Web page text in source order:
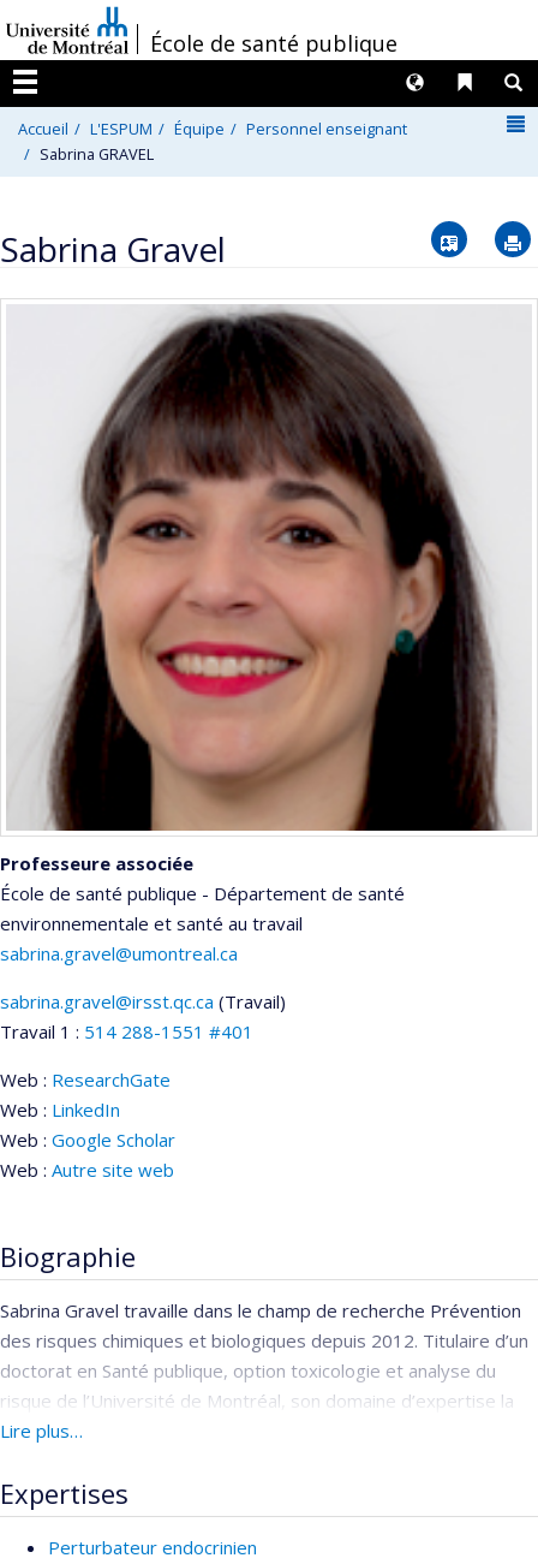
au
contenu
/École de santé publique
Menu
Liens
Langues
Accueil L'ESPUM Équipe
Personnel enseignant
Sabrina GRAVEL
Sabrina Gravel Vcard
Professeure associée
École de santé publique - Département de santé
environnementale et santé au travail
sabrina.gravel@umontreal.ca
Courriels
sabrina.gravel@irsst.qc.ca (Travail)
Travail 1 : 514 288-1551 #401
Web : ResearchGate
Web : LinkedIn
Web : Google Scholar
Web : Autre site web
Biographie
Sabrina Gravel travaille dans le champ de recherche Prévention
des risques chimiques et biologiques depuis 2012. Titulaire d’un
doctorat en Santé publique, option toxicologie et analyse du
risque de l’Université de Montréal, son domaine d’expertise la
toxicodynamique des substances chimiques dans l’organisme ou
contaminants chimiques. Ses intérêts de recherche portent sur
les expositions dans les emplois dits « verts », sur les
perturbateurs endocriniens (principalement sur les substances
Lire plus…
Expertises
Perturbateur endocrinien